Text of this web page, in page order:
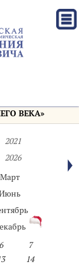
ВЕКА»
2021
2026
Март
6
7
14